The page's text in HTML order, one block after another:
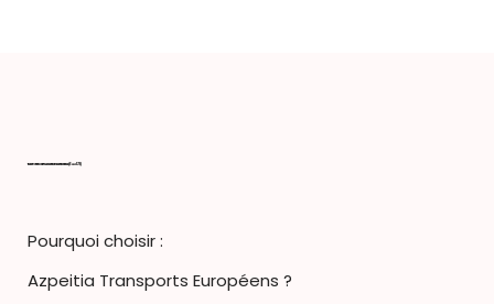
TRANSPORTS ROUTIERS AU HAVRE, HENDAYE, IRUN ET DAX (64, 40, 76)
Pourquoi choisir :
Azpeitia Transports Européens ?